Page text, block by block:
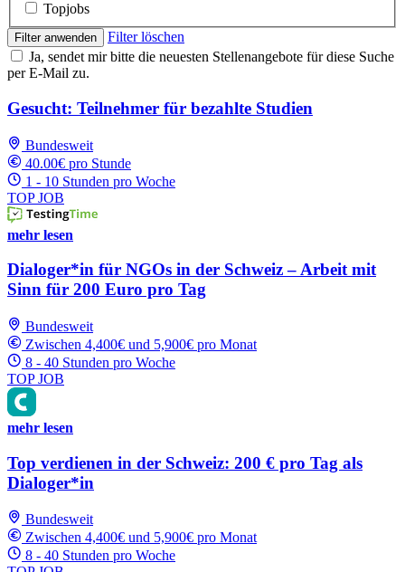
Topjobs
Filter anwenden
Filter löschen
Ja, sendet mir bitte die neuesten Stellenangebote für diese Suche
per E-Mail zu.
Gesucht: Teilnehmer für bezahlte Studien
Bundesweit
40.00€ pro Stunde
1 - 10 Stunden pro Woche
TOP JOB
mehr lesen
Dialoger*in für NGOs in der Schweiz – Arbeit mit
Sinn für 200 Euro pro Tag
Bundesweit
Zwischen 4,400€ und 5,900€ pro Monat
8 - 40 Stunden pro Woche
TOP JOB
mehr lesen
Top verdienen in der Schweiz: 200 € pro Tag als
Dialoger*in
Bundesweit
Zwischen 4,400€ und 5,900€ pro Monat
8 - 40 Stunden pro Woche